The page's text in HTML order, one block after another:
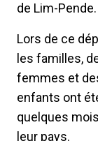
de Lim-Pende.
Lors de ce
les familles,
femmes et
enfants ont
quelques
leur pays.